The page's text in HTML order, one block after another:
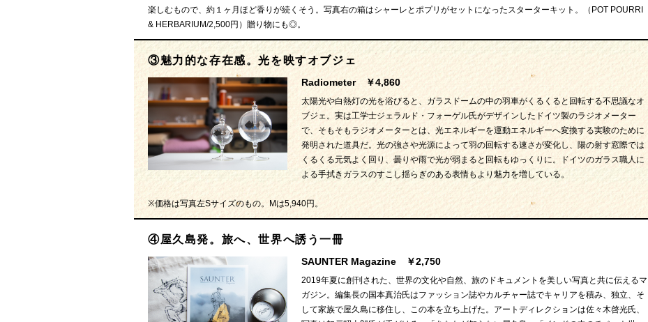
楽しむもので、約１ヶ月ほど香りが続くそう。写真右の箱はシャーレとポプリがセットになったスターターキット。（POT POURRI
& HERBARIUM/2,500円）贈り物にも◎。
③魅力的な存在感。光を映すオブジェ
Radiometer ￥4,860
太陽光や白熱灯の光を浴びると、ガラスドームの中の羽車がくるくると回転する不思議なオ
ブジェ。実は工学士ジェラルド・フォーゲル氏がデザインしたドイツ製のラジオメーター
で、そもそもラジオメーターとは、光エネルギーを運動エネルギーへ変換する実験のために
発明された道具だ。光の強さや光源によって羽の回転する速さが変化し、陽の射す窓際では
くるくる元気よく回り、曇りや雨で光が弱まると回転もゆっくりに。ドイツのガラス職人に
よる手拭きガラスのすこし揺らぎのある表情もより魅力を増している。
※価格は写真左Sサイズのもの。Mは5,940円。
④屋久島発。旅へ、世界へ誘う一冊
SAUNTER Magazine ￥2,750
2019年夏に創刊された、世界の文化や自然、旅のドキュメントを美しい写真と共に伝えるマ
ガジン。編集長の国本真治氏はファッション誌やカルチャー誌でキャリアを積み、独立、そ
して家族で屋久島に移住し、この本を立ち上げた。アートディレクションは佐々木啓光氏、